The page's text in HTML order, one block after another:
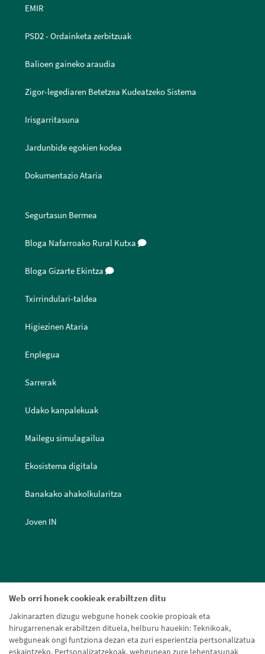
Web orri honek cookieak erabiltzen ditu
Jakinarazten dizugu webgune honek cookie propioak eta
hirugarrenenak erabiltzen dituela, helburu hauekin: Teknikoak,
webguneak ongi funtziona dezan eta zuri esperientzia pertsonalizatua
eskaintzeko. Pertsonalizatzekoak, webgunean zure lehentasunak
EMIR
PSD2 - Ordainketa zerbitzuak
Balioen gaineko araudia
Zigor-legediaren Betetzea Kudeatzeko Sistema
Irisgarritasuna
Jardunbide egokien kodea
Dokumentazio Ataria
Segurtasun Bermea
Bloga Nafarroako Rural Kutxa
Bloga Gizarte Ekintza
Txirrindulari-taldea
Higiezinen Ataria
Enplegua
Sarrerak
Udako kanpalekuak
Mailegu simulagailua
Ekosistema digitala
Banakako ahakolkularitza
Joven IN